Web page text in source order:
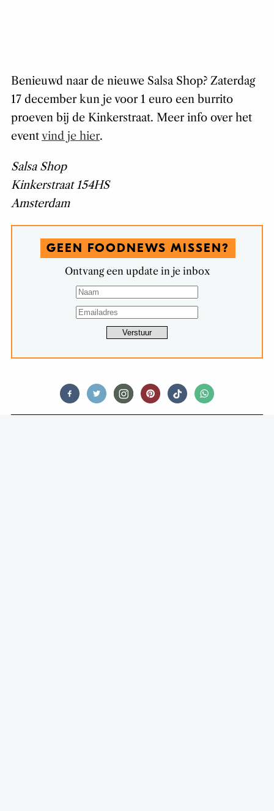
Benieuwd naar de nieuwe Salsa Shop? Zaterdag
17 december kun je voor 1 euro een burrito
proeven bij de Kinkerstraat. Meer info over het
eventvind je hier.
Salsa Shop
Kinkerstraat 154HS
Amsterdam
GEEN FOODNEWS MISSEN?
Ontvang een update in je inbox